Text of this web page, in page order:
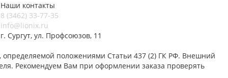
Наши контакты
8 (3462) 33-77-35
info@lionix.ru
г. Сургут, ул. Профсоюзов, 11
положениями Статьи 437 (2) ГК РФ. Внешний
Рекомендуем Вам при оформлении заказа проверять